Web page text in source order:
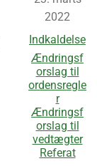
2022
Indkaldelse
Ændringsf
orslag til
ordensregle
r
Ændringsf
orslag til
vedtægter
Referat